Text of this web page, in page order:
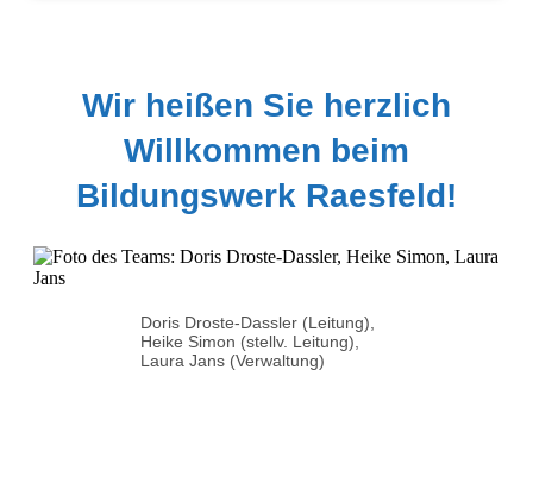
Wir heißen Sie herzlich
Willkommen beim
Bildungswerk Raesfeld!
Doris Droste-Dassler (Leitung),
Heike Simon (stellv. Leitung),
Laura Jans (Verwaltung)